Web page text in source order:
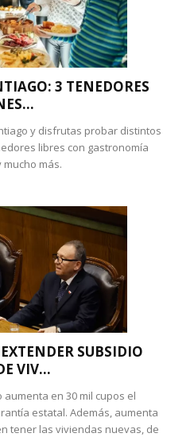
3 TENEDORES
y disfrutas probar distintos
libres con gastronomía
más.
SUBSIDIO
VIV...
en 30 mil cupos el
estatal. Además, aumenta
tener las viviendas nuevas, de